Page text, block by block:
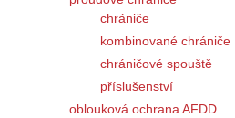
chrániče
kombinované chrániče
chráničové spouště
příslušenství
oblouková ochrana AFDD